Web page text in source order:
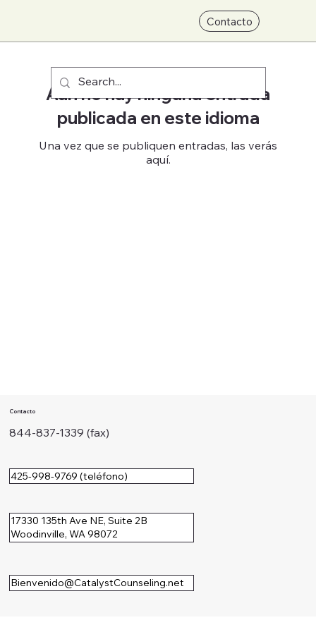
Contacto
Aún no hay ninguna entrada
publicada en este idioma
Una vez que se publiquen entradas, las verás
aquí.
Contacto
844-837-1339 (fax)
425-998-9769 (teléfono)
17330 135th Ave NE, Suite 2B
Woodinville, WA 98072
Bienvenido@CatalystCounseling.net